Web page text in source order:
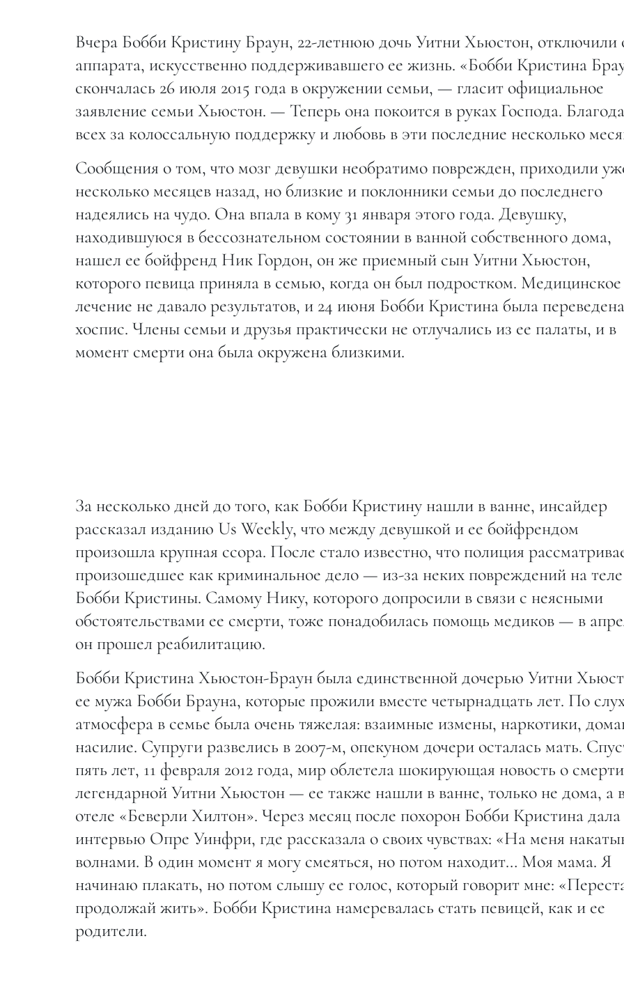
Вчера Бобби Кристину Браун, 22-летнюю дочь Уитни Хьюстон, отключили
аппарата, искусственно поддерживавшего ее жизнь. «Бобби Кристина
скончалась 26 июля 2015 года в окружении семьи, — гласит официальное
заявление семьи Хьюстон. — Теперь она покоится в руках Господа.
всех за колоссальную поддержку и любовь в эти последние несколько
Сообщения о том, что мозг девушки необратимо поврежден, приходили
несколько месяцев назад, но близкие и поклонники семьи до последнего
надеялись на чудо. Она впала в кому 31 января этого года. Девушку,
находившуюся в бессознательном состоянии в ванной собственного дома,
нашел ее бойфренд Ник Гордон, он же приемный сын Уитни Хьюстон,
которого певица приняла в семью, когда он был подростком. Медицинское
лечение не давало результатов, и 24 июня Бобби Кристина была
хоспис. Члены семьи и друзья практически не отлучались из ее палаты, и в
момент смерти она была окружена близкими.
За несколько дней до того, как Бобби Кристину нашли в ванне, инсайдер
рассказал изданию Us Weekly, что между девушкой и ее бойфрендом
произошла крупная ссора. После стало известно, что полиция
произошедшее как криминальное дело — из-за неких повреждений на теле
Бобби Кристины. Самому Нику, которого допросили в связи с неясными
обстоятельствами ее смерти, тоже понадобилась помощь медиков — в
он прошел реабилитацию.
Бобби Кристина Хьюстон-Браун была единственной дочерью Уитни
ее мужа Бобби Брауна, которые прожили вместе четырнадцать лет. По
атмосфера в семье была очень тяжелая: взаимные измены, наркотики,
насилие. Супруги развелись в 2007-м, опекуном дочери осталась мать.
пять лет, 11 февраля 2012 года, мир облетела шокирующая новость о смерти
легендарной Уитни Хьюстон — ее также нашли в ванне, только не дома, а
отеле «Беверли Хилтон». Через месяц после похорон Бобби Кристина дала
интервью Опре Уинфри, где рассказала о своих чувствах: «На меня
волнами. В один момент я могу смеяться, но потом находит… Моя мама. Я
начинаю плакать, но потом слышу ее голос, который говорит мне:
продолжай жить». Бобби Кристина намеревалась стать певицей, как и ее
родители.